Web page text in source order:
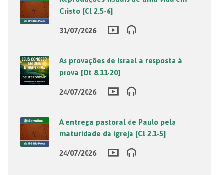
Cristo [Cl 2.5-6]
31/07/2026
As provações de Israel a resposta à
prova [Dt 8.11-20]
24/07/2026
A entrega pastoral de Paulo pela
maturidade da igreja [Cl 2.1-5]
24/07/2026